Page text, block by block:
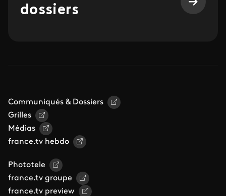
dossiers
Communiqués & Dossiers
Grilles
Médias
france.tv hebdo
Phototele
france.tv groupe
france.tv preview